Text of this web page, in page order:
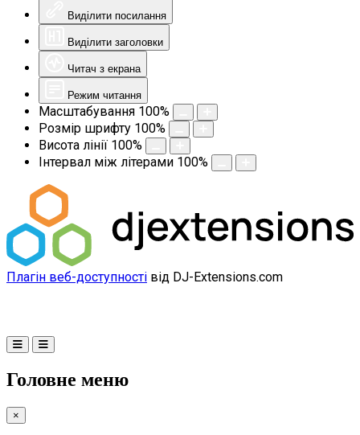
Виділити посилання
Виділити заголовки
Читач з екрана
Режим читання
Масштабування 100%
Розмір шрифту 100%
Висота лінії 100%
Інтервал між літерами 100%
Плагін веб-доступності від DJ-Extensions.com
Головне меню
×